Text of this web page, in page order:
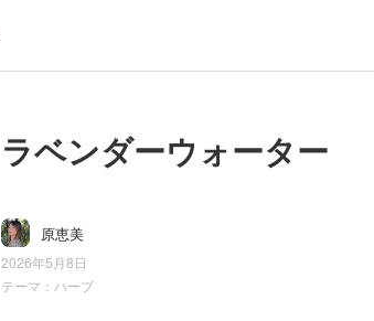
ラベンダーウォーター
原恵美
2026年5月8日
テーマ： ハーブ